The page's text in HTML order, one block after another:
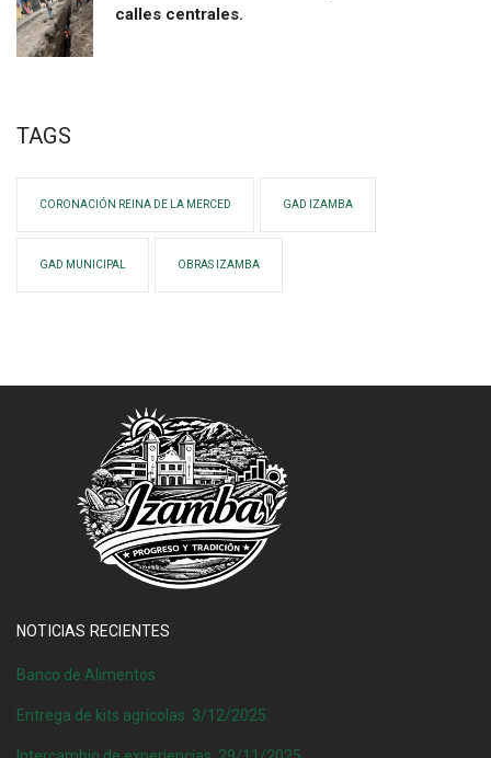
calles centrales.
TAGS
CORONACIÓN REINA DE LA MERCED GAD IZAMBA
GAD MUNICIPAL OBRAS IZAMBA
NOTICIAS RECIENTES
Banco de Alimentos
Entrega de kits agrícolas. 3/12/2025